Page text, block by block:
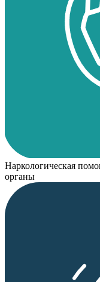
Наркологическая
органы